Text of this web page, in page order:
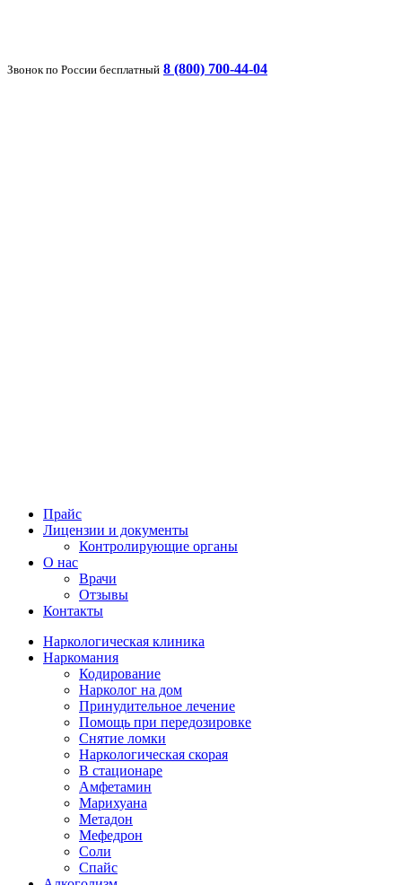
Звонок по России бесплатный 8 (800) 700-44-04
Прайс
Лицензии и документы
Контролирующие органы
О нас
Врачи
Отзывы
Контакты
Наркологическая клиника
Наркомания
Кодирование
Нарколог на дом
Принудительное лечение
Помощь при передозировке
Снятие ломки
Наркологическая скорая
В стационаре
Амфетамин
Марихуана
Метадон
Мефедрон
Соли
Спайс